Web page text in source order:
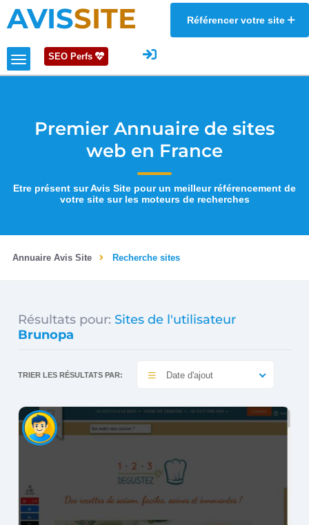
AVISSITE Référencer votre site
SEO Perfs
Premier Annuaire de sites
web en France
Etre présent sur Avis Site pour un meilleur référencement de
votre site sur les moteurs de recherches
Annuaire Avis Site Recherche sites
Résultats pour: Sites de l'utilisateur
Brunopa
TRIER LES RÉSULTATS PAR: Date d'ajout